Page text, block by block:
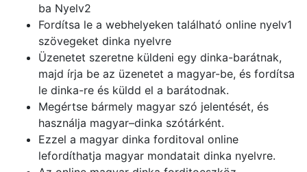
ba Nyelv2
Fordítsa le a webhelyeken található online nyelv1
szövegeket dinka nyelvre
Üzenetet szeretne küldeni egy dinka-barátnak,
majd írja be az üzenetet a magyar-be, és fordítsa
le dinka-re és küldd el a barátodnak.
Megértse bármely magyar szó jelentését, és
használja magyar–dinka szótárként.
Ezzel a magyar dinka forditoval online
lefordíthatja magyar mondatait dinka nyelvre.